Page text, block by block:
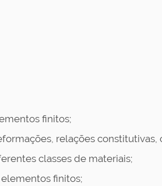
finitos;
relações
classes de materiais;
finitos;